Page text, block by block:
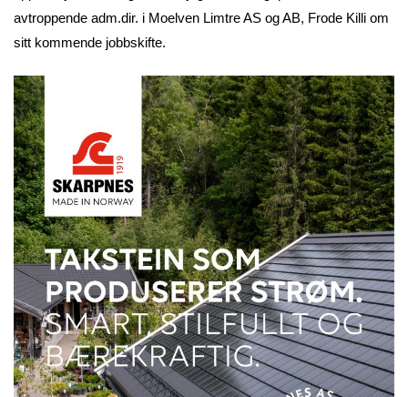
avtroppende adm.dir. i Moelven Limtre AS og AB, Frode Killi om
sitt kommende jobbskifte.